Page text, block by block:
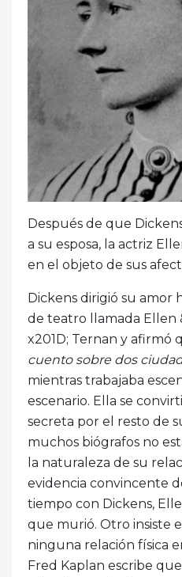
Después de que
a su esposa, la actriz
en el objeto de sus
Dickens dirigió su amor
de teatro llamada Ellen
x201D; Ternan y afirmó
cuento sobre dos
mientras trabajaba
escenario. Ella se
secreta por el resto de
muchos biógrafos no
la naturaleza de su
evidencia convincente
tiempo con Dickens,
que murió. Otro insiste
ninguna relación física
Fred Kaplan escribe que